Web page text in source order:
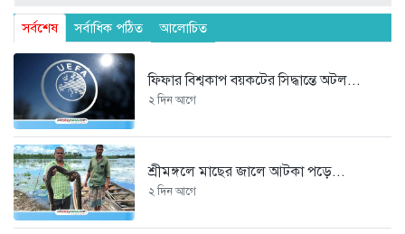
সর্বশেষ সর্বাধিক পঠিত আলোচিত
ফিফার বিশ্বকাপ বয়কটের সিদ্ধান্তে অটল...
২ দিন আগে
শ্রীমঙ্গলে মাছের জালে আটকা পড়ে...
২ দিন আগে